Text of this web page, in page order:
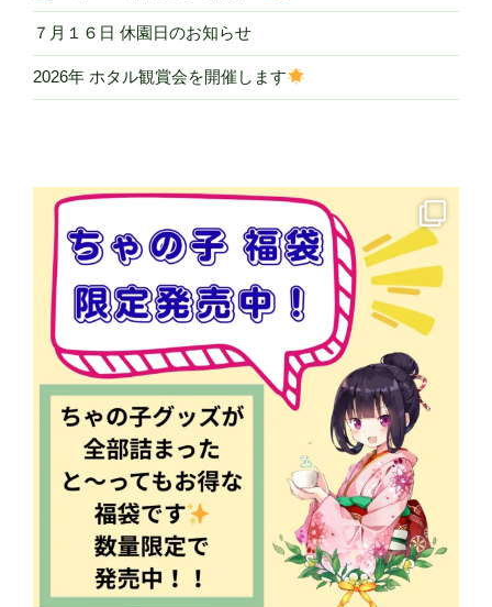
７月１６日 休園日のお知らせ
2026年 ホタル観賞会を開催します